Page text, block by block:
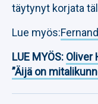
täytynyt korjata
Lue myös:
LUE MYÖS: Oliver
”Äijä on